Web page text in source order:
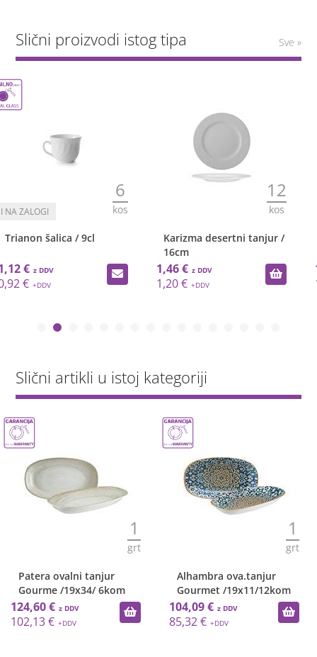
Slični proizvodi istog tipa Sve »
12
kos
Karizma desertni tanjur /
1,46 €
1,20 €
La Reine tanjurič / za 20cl /
1kom
2,49 €
1,62 €
1,33 €
Slični artikli u istoj kategoriji
Alhambra ova.tanjur
Gourmet /19x11/12kom
104,09 €
85,32 €
Patera Ocean
Vago / 24cm
6,47 €
5,30 €